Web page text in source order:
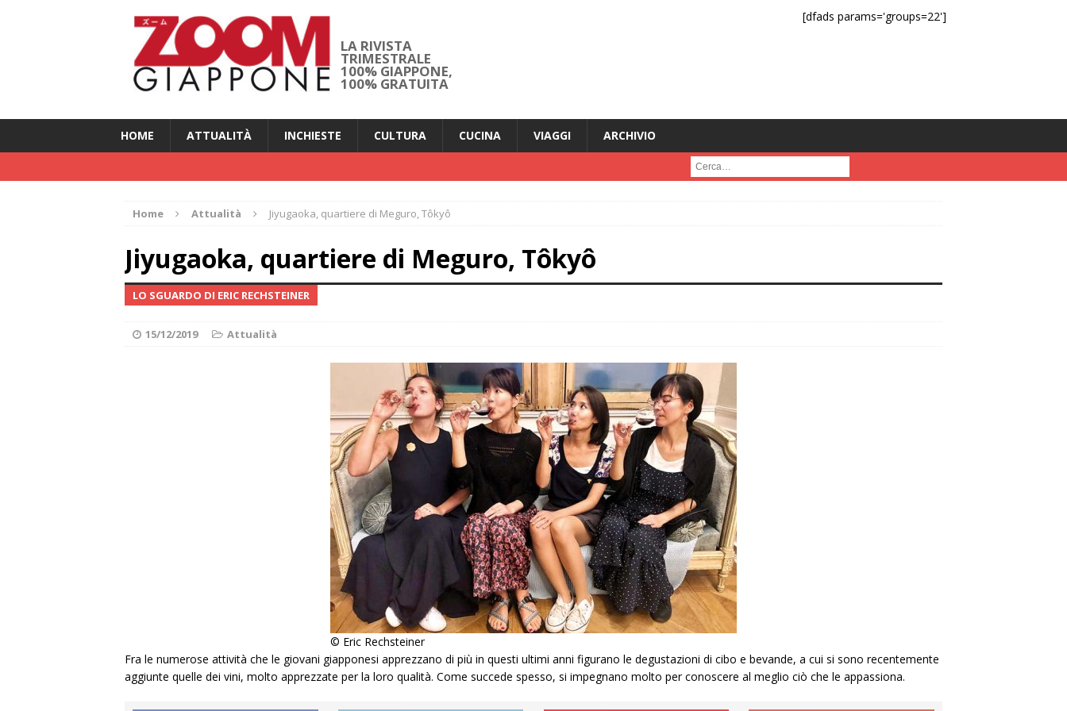
LA RIVISTA
TRIMESTRALE
100% GIAPPONE,
100% GRATUITA
[dfads params='groups=22']
HOME ATTUALITÀ INCHIESTE CULTURA CUCINA VIAGGI
ARCHIVIO
Cerca :
Home Attualità Jiyugaoka, quartiere di Meguro, Tôkyô
Jiyugaoka, quartiere di Meguro, Tôkyô
LO SGUARDO DI ERIC RECHSTEINER
15/12/2019 Attualità
© Eric Rechsteiner
Fra le numerose attività che le giovani giapponesi apprezzano di più in questi ultimi anni figurano le degustazioni di cibo e bevande, a cui si sono recentemente
aggiunte quelle dei vini, molto apprezzate per la loro qualità. Come succede spesso, si impegnano molto per conoscere al meglio ciò che le appassiona.